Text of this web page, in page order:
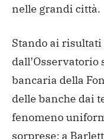
nelle grandi città.
Stando ai risultati
bancaria della
delle banche dai
fenomeno
sorprese: a